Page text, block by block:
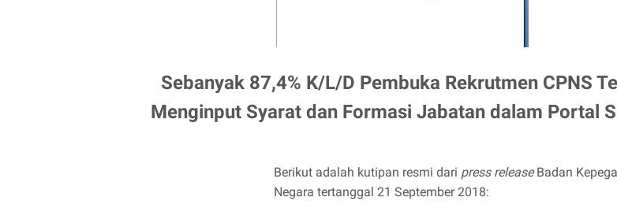
Sebanyak 87,4% K/L/D Pembuka Rekrutmen CPNS
Menginput Syarat dan Formasi Jabatan dalam Portal
Berikut adalah kutipan resmi dari press releaseBadan
Negara tertanggal 21 September 2018: